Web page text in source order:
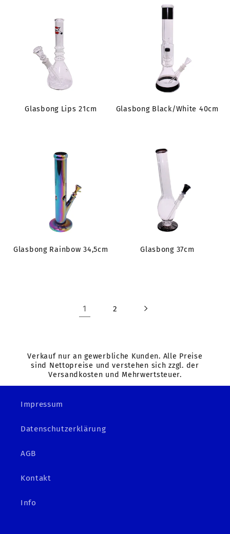
Glasbong Lips 21cm Glasbong Black/White 40cm
Glasbong Rainbow 34,5cm Glasbong 37cm
1 2
Verkauf nur an gewerbliche Kunden. Alle Preise
sind Nettopreise und verstehen sich zzgl. der
Versandkosten und Mehrwertsteuer.
Impressum
Datenschutzerklärung
AGB
Kontakt
Info